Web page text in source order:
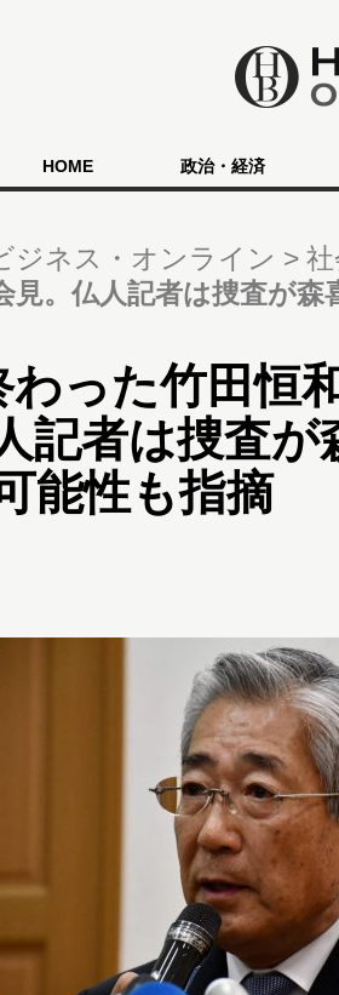
HOME 政治・経済
ジネス・オンライン
見。仏人記者は捜査が森
わった竹田恒
記者は捜査
能性も指摘